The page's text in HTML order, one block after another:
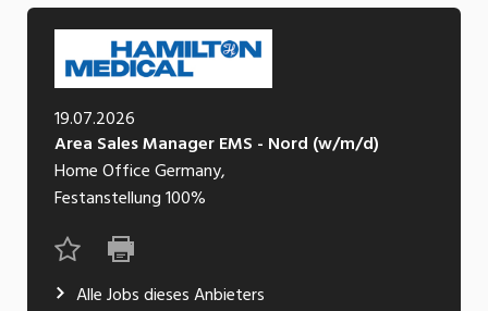
Lehrstelle
Ferienjob
POSITION
Führungsposition
Management / Kader
Einkauf, Logistik, Transport, Verkehr
Engineering, Technik, Architektur
Finanzen, Controlling, Treuhand, Recht
Gartenbau, Landwirtschaft, Forstwirtschaft
Gastronomie, Hotellerie, Tourismus,
Lebensmittel
Immobilien, Facility Management, Reinigung
19.07.2026
Area Sales Manager EMS - Nord (w/m/d)
Home Office Germany,
Festanstellung100%
Alle Jobs dieses Anbieters